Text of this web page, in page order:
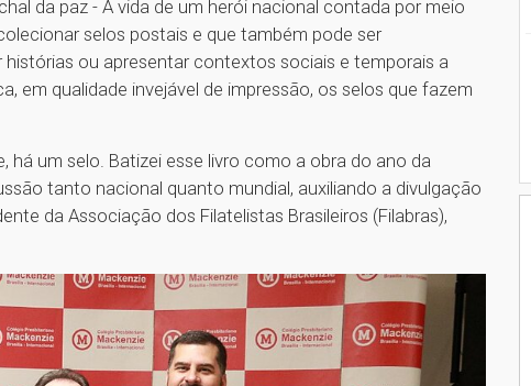
da paz - A vida de um herói nacional contada por meio
selos postais e que também pode ser
ou apresentar contextos sociais e temporais a
em qualidade invejável de impressão, os selos que fazem
há um selo. Batizei esse livro como a obra do ano da
tanto nacional quanto mundial, auxiliando a divulgação
da Associação dos Filatelistas Brasileiros (Filabras),